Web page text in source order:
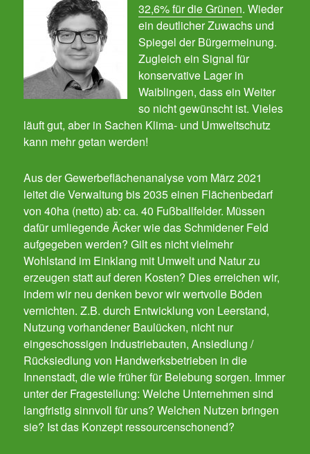
32,6% für die Grünen. Wieder
ein deutlicher Zuwachs und
Spiegel der Bürgermeinung.
Zugleich ein Signal für
konservative Lager in
Waiblingen, dass ein Weiter
so nicht gewünscht ist. Vieles
läuft gut, aber in Sachen Klima- und Umweltschutz
kann mehr getan werden!
Aus der Gewerbeflächenanalyse vom März 2021
leitet die Verwaltung bis 2035 einen Flächenbedarf
von 40ha (netto) ab: ca. 40 Fußballfelder. Müssen
dafür umliegende Äcker wie das Schmidener Feld
aufgegeben werden? Gilt es nicht vielmehr
Wohlstand im Einklang mit Umwelt und Natur zu
erzeugen statt auf deren Kosten? Dies erreichen wir,
indem wir neu denken bevor wir wertvolle Böden
vernichten. Z.B. durch Entwicklung von Leerstand,
Nutzung vorhandener Baulücken, nicht nur
eingeschossigen Industriebauten, Ansiedlung /
Rücksiedlung von Handwerksbetrieben in die
Innenstadt, die wie früher für Belebung sorgen. Immer
unter der Fragestellung: Welche Unternehmen sind
langfristig sinnvoll für uns? Welchen Nutzen bringen
sie? Ist das Konzept ressourcenschonend?